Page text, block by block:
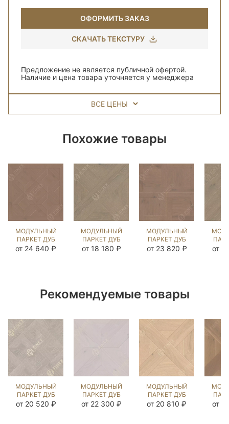
ОФОРМИТЬ ЗАКАЗ
СКАЧАТЬ ТЕКСТУРУ
Предложение не является публичной офертой.
Наличие и цена товара уточняется у менеджера
ВСЕ ЦЕНЫ
Похожие товары
МОДУЛЬНЫЙ
ПАРКЕТ ДУБ
НОРТЕНБЕРГ
от 24 640 ₽
МОДУЛЬНЫЙ
ПАРКЕТ ДУБ
МОРТОН ДАВ
от 18 180 ₽
МОДУЛЬНЫЙ
ПАРКЕТ ДУБ
ДЖИЗАНО
от 23 820 ₽ от
Рекомендуемые товары
МОДУЛЬНЫЙ
ПАРКЕТ ДУБ
ШЕВЕРНИ
от 20 520 ₽
МОДУЛЬНЫЙ
ПАРКЕТ ДУБ
АНЖЭ
от 22 300 ₽
МОДУЛЬНЫЙ
ПАРКЕТ ДУБ
ГОРД
от 20 810 ₽ от